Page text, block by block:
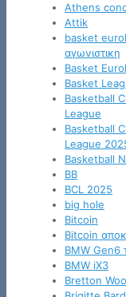
Athens
Attik
basket
αγωνιστικη
Basket
Basket
Basketball
League
Basketball
League
Basketball
BB
BCL 2025
big hole
Bitcoin
Bitcoin
BMW Gen6
BMW iX3
Bretton